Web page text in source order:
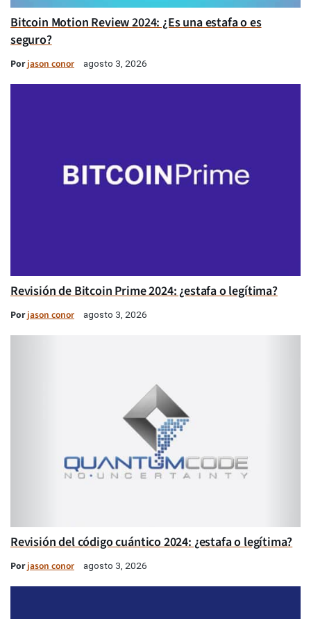
Bitcoin Motion Review 2024: ¿Es una estafa o es
seguro?
Porjason conor agosto 3, 2026
Revisión de Bitcoin Prime 2024: ¿estafa o legítima?
Porjason conor agosto 3, 2026
Revisión del código cuántico 2024: ¿estafa o legítima?
Porjason conor agosto 3, 2026